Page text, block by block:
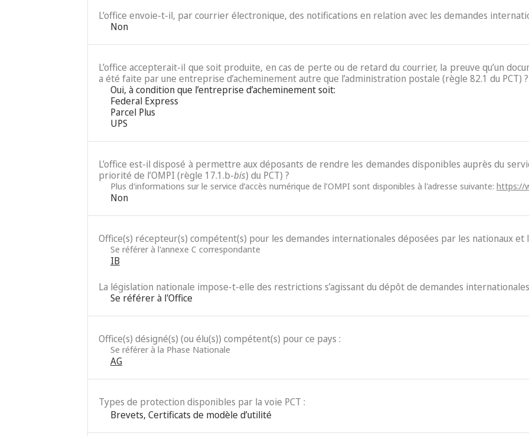
L’office envoie-t-il, par courrier électronique, des notifications en relation avec les demandes
Non
L’office accepterait-il que soit produite, en cas de perte ou de retard du courrier, la preuve qu’un
a été faite par une entreprise d’acheminement autre que l’administration postale (règle 82.1 du PCT) ?
Oui, à condition que l’entreprise d’acheminement soit:
Federal Express
Parcel Plus
UPS
L’office est-il disposé à permettre aux déposants de rendre les demandes disponibles auprès du
priorité de l’OMPI (règle 17.1.b-bis) du PCT) ?
Plus d'informations sur le service d’accès numérique de l’OMPI sont disponibles à l'adresse suivante: https://
Non
Office(s) récepteur(s) compétent(s) pour les demandes internationales déposées par les nationaux et
Se référer à l'annexe C correspondante
IB
La législation nationale impose-t-elle des restrictions s’agissant du dépôt de demandes
Se référer à l'Office
Office(s) désigné(s) (ou élu(s)) compétent(s) pour ce pays :
Se référer à la Phase Nationale
AG
Types de protection disponibles par la voie PCT :
Brevets, Certificats de modèle d’utilité